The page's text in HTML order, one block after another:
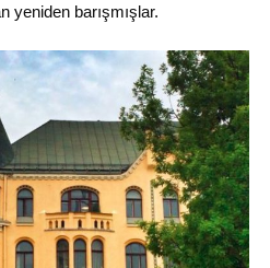
yeniden barışmışlar.